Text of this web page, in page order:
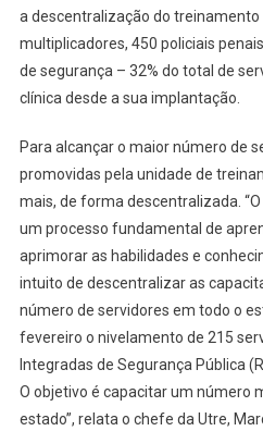
a descentralização do
multiplicadores, 450 policiais
de segurança – 32% do total de
clínica desde a sua implantação.
Para alcançar o maior número de
promovidas pela unidade de
mais, de forma descentralizada.
um processo fundamental de
aprimorar as habilidades e
intuito de descentralizar as
número de servidores em todo o
fevereiro o nivelamento de 215
Integradas de Segurança Pública
O objetivo é capacitar um número
estado”, relata o chefe da Utre,